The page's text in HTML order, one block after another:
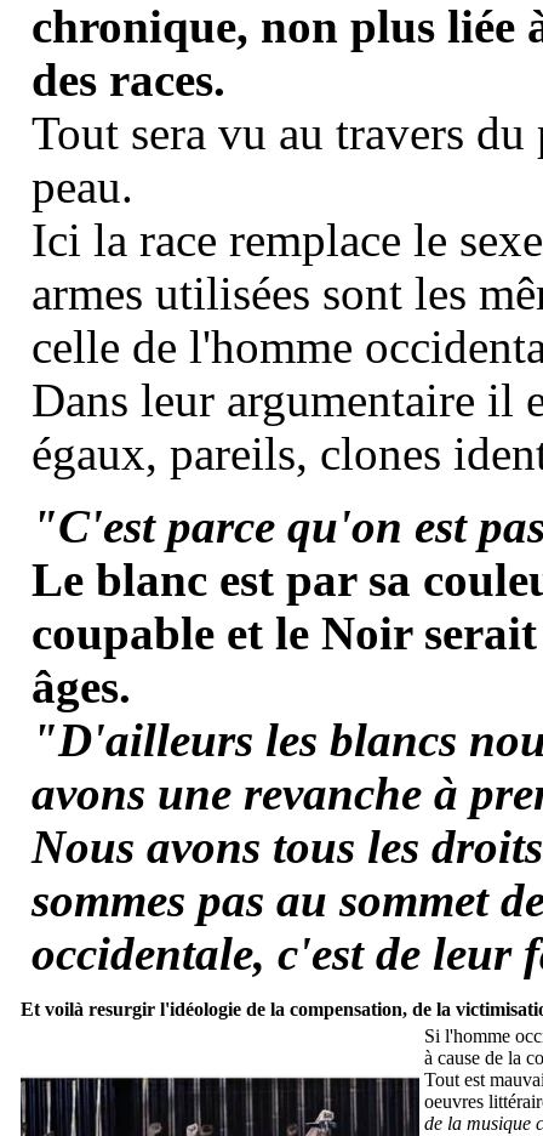
chronique, non plus liée
des races.
Tout sera vu au travers
peau.
Ici la race remplace le
armes utilisées sont les
celle de l'homme
Dans leur argumentaire il
égaux, pareils, clones
"C'est parce qu'on est
Le blanc est par sa
coupable et le Noir
âges.
"D'ailleurs les blancs
avons une revanche à
Nous avons tous les
sommes pas au sommet
occidentale, c'est de leur
Et voilà resurgir l'idéologie de la compensation, de la
Si l'homme
à cause de la
Tout est
oeuvres
de la musique